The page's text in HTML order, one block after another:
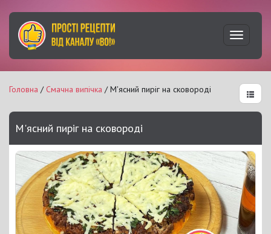
Головна / Смачна випічка / М'ясний пиріг на сковороді
М'ясний пиріг на сковороді